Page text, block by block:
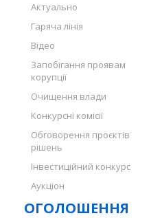
Актуально
Гаряча лінія
Відео
Запобігання проявам
корупції
Очищення влади
Конкурсні комісії
Обговорення проєктів
рішень
Інвестиційний конкурс
Аукціон
ОГОЛОШЕННЯ